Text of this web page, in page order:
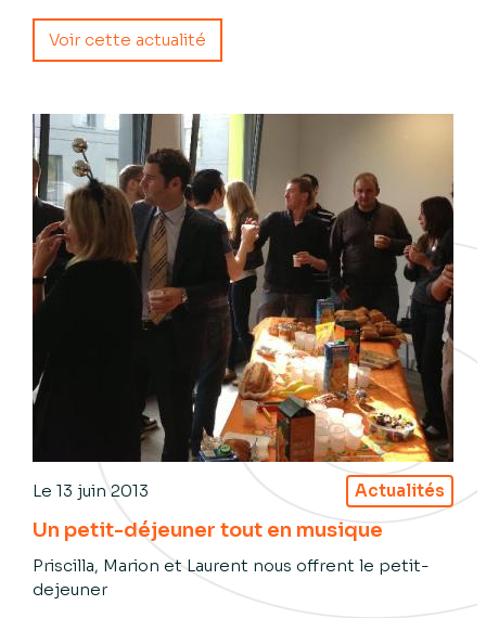
Voir cette actualité
Le 13 juin 2013 Actualités
Un petit-déjeuner tout en musique
Priscilla, Marion et Laurent nous offrent le petit-
dejeuner